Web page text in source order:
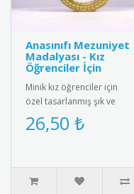
Anasınıfı Mezuniyet
Madalyası - Kız
Öğrenciler İçin
Minik kız öğrenciler için
özel tasarlanmış şık ve
sevimli anasınıfı mezuniyet
madalyası. Kaliteli me..
26,50 ₺